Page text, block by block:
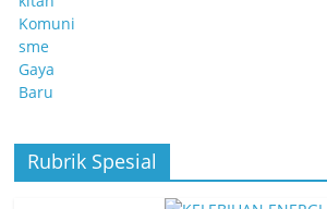
Rubrik Spesial